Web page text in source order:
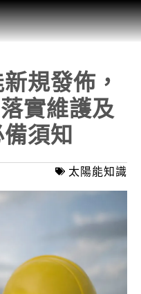
規發佈，
實維護及
須知
太陽能知識